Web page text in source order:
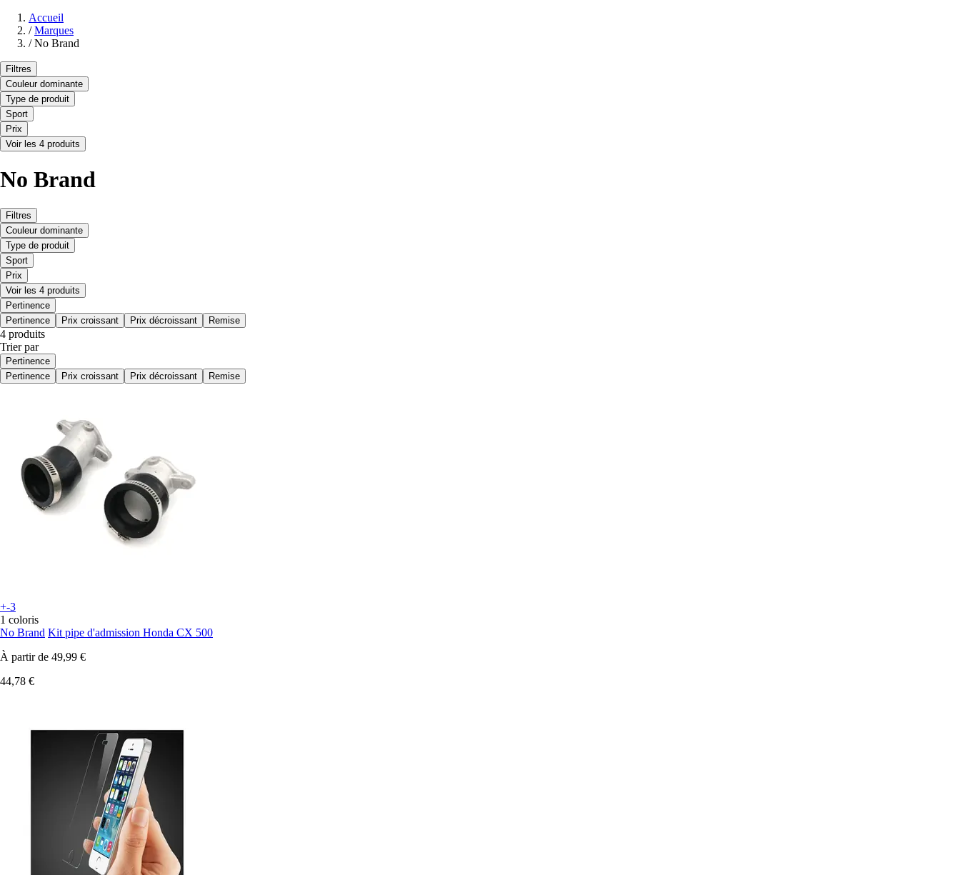
Accueil
/ Marques
/ No Brand
Filtres
Couleur dominante
Type de produit
Sport
Prix
Voir les 4 produits
No Brand
Filtres
Couleur dominante
Type de produit
Sport
Prix
Voir les 4 produits
Pertinence
Pertinence
Prix croissant Prix décroissant Remise
4 produits
Trier par
Pertinence
Pertinence
Prix croissant Prix décroissant Remise
+-3
1 coloris
No Brand Kit pipe d'admission Honda CX 500
À partir de 49,99 €
44,78 €